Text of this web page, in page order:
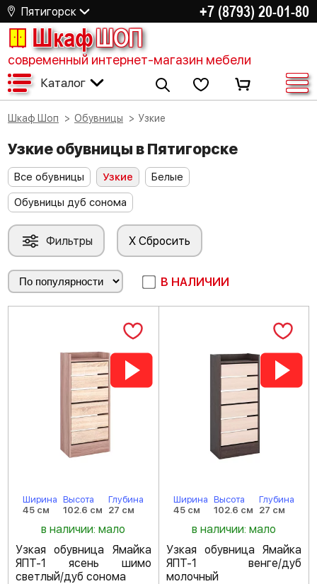
Пятигорск +7 (8793) 20-01-80
ШкафШОП
современный интернет-магазин мебели
Каталог
Шкаф Шоп Обувницы Узкие
Узкие обувницы в Пятигорске
Все обувницы Узкие
Белые
Обувницы дуб сонома
Фильтры X Сбросить
В НАЛИЧИИ
Ширина
45 см
Высота
102.6 см
Глубина
27 см
в наличии: мало
Узкая обувница Ямайка
ЯПТ-1 ясень шимо
светлый/дуб сонома
Ширина
45 см
Высота
102.6 см
Глубина
27 см
в наличии: мало
Узкая обувница Ямайка
ЯПТ-1 венге/дуб
молочный